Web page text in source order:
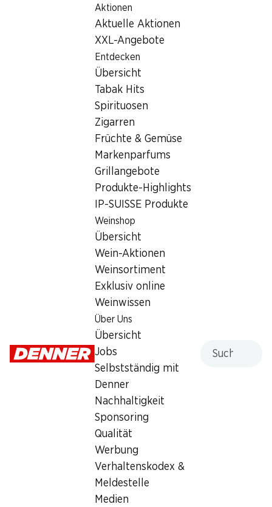
Aktionen
Aktuelle Aktionen
XXL-Angebote
Entdecken
Übersicht
Tabak Hits
Spirituosen
Zigarren
Früchte & Gemüse
Markenparfums
Grillangebote
Produkte-Highlights
IP-SUISSE Produkte
Weinshop
Übersicht
Wein-Aktionen
Weinsortiment
Exklusiv online
Weinwissen
Über Uns
Übersicht
Jobs
Selbstständig mit
Denner
Nachhaltigkeit
Sponsoring
Qualität
Werbung
Verhaltenskodex &
Meldestelle
Medien
Filialsuche
Denner Filiale Rue de la Gare 4, 1348 Le Brassus
1348 Le Brassus
Rue de la Gare 4, 1348 Le Brassus
Zur Wegbeschreibung
Öffnungszeiten
Bargeldbezug mit Post - / M-Card